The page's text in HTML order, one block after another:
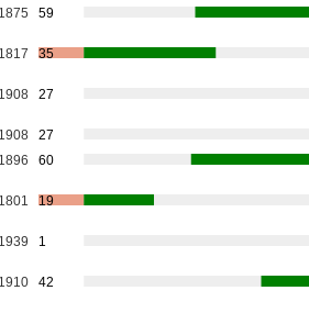
1875 59
1817 35
1908 27
1908
27
1896 60
1801 19
1939 1
1910 42